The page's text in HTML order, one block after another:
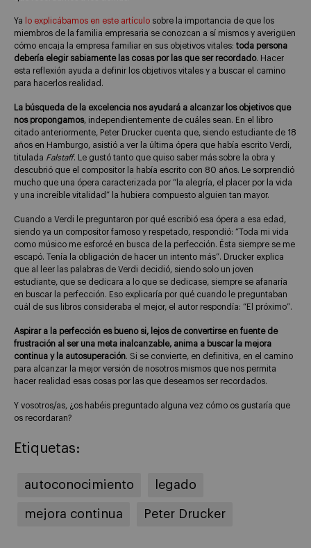
Ya lo explicábamos en este artículo sobre la importancia de que los
miembros de la familia empresaria se conozcan a sí mismos y averigüen
cómo encaja la empresa familiar en sus objetivos vitales: toda persona
debería elegir sabiamente las cosas por las que ser recordado. Hacer
esta reflexión ayuda a definir los objetivos vitales y a buscar el camino
para hacerlos realidad.
La búsqueda de la excelencia nos ayudará a alcanzar los objetivos que
nos propongamos, independientemente de cuáles sean. En el libro
citado anteriormente, Peter Drucker cuenta que, siendo estudiante de 18
años en Hamburgo, asistió a ver la última ópera que había escrito Verdi,
titulada Falstaff. Le gustó tanto que quiso saber más sobre la obra y
descubrió que el compositor la había escrito con 80 años. Le sorprendió
mucho que una ópera caracterizada por “la alegría, el placer por la vida
y una increíble vitalidad” la hubiera compuesto alguien tan mayor.
Cuando a Verdi le preguntaron por qué escribió esa ópera a esa edad,
siendo ya un compositor famoso y respetado, respondió: “Toda mi vida
como músico me esforcé en busca de la perfección. Ésta siempre se me
escapó. Tenía la obligación de hacer un intento más”. Drucker explica
que al leer las palabras de Verdi decidió, siendo solo un joven
estudiante, que se dedicara a lo que se dedicase, siempre se afanaría
en buscar la perfección. Eso explicaría por qué cuando le preguntaban
cuál de sus libros consideraba el mejor, el autor respondía: “El próximo”.
Aspirar a la perfección es bueno si, lejos de convertirse en fuente de
frustración al ser una meta inalcanzable, anima a buscar la mejora
continua y la autosuperación. Si se convierte, en definitiva, en el camino
para alcanzar la mejor versión de nosotros mismos que nos permita
hacer realidad esas cosas por las que deseamos ser recordados.
Y vosotros/as, ¿os habéis preguntado alguna vez cómo os gustaría que
os recordaran?
Etiquetas:
autoconocimiento legado
mejora continua Peter Drucker